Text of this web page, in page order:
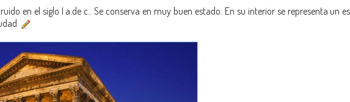
en el siglo I a.de c.. Se conserva en muy buen estado. En su interior se representa un